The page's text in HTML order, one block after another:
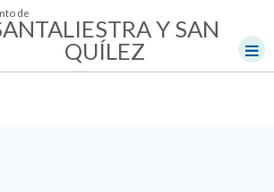
de
Y SAN
QUÍLEZ